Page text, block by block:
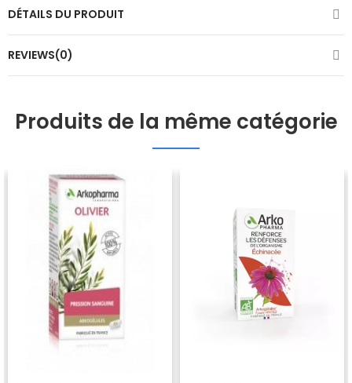
DÉTAILS DU PRODUIT
REVIEWS(0)
Produits de la même catégorie